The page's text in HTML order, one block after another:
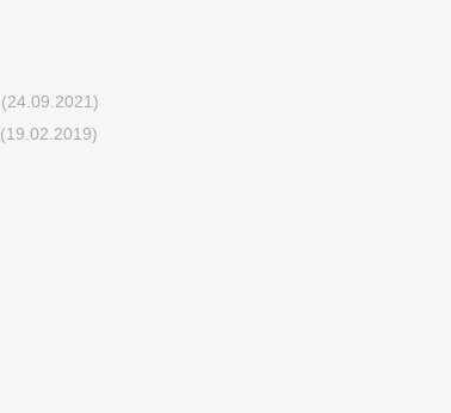
(24.09.2021)
(19.02.2019)